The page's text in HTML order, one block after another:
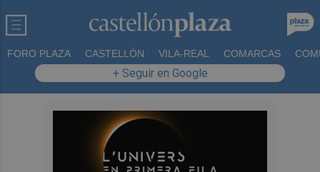
FORO PLAZA CASTELLÓN VILA-REAL COMARCAS
+ Seguir en Google